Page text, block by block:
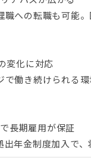
への転職も可能
変化に対応
働き続けられる
長期雇用が保証
年金制度加入で、